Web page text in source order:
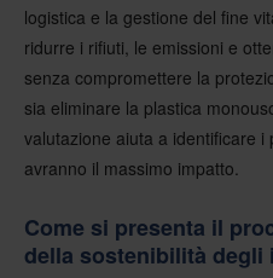
logistica e la gestione del fine
ridurre i rifiuti, le emissioni e
senza compromettere la
sia eliminare la plastica
valutazione aiuta a identificare i
avranno il massimo impatto.
Come si presenta il
della sostenibilità degli